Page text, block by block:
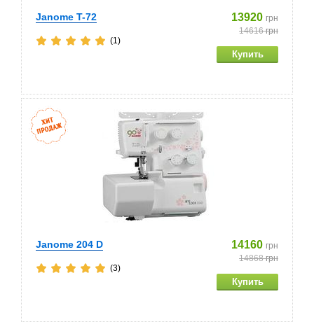
Janome T-72 13920 грн
14616грн
(1)
Janome 204 D 14160 грн
14868грн
(3)